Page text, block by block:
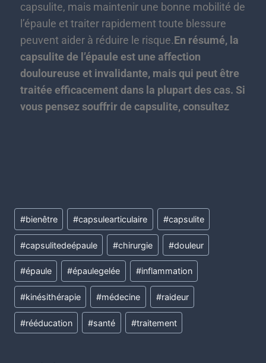
capsulite, mais maintenir une bonne mobilité de
l’épaule et traiter rapidement toute blessure
peuvent aider à réduire le risque.En résumé, la
capsulite de l’épaule est une affection
douloureuse et invalidante, mais qui peut être
traitée efficacement dans la plupart des cas. Si
vous pensez souffrir de capsulite, consultez
#bienêtre #capsulearticulaire #capsulite
#capsulitedeépaule #chirurgie #douleur
#épaule #épaulegelée #inflammation
#kinésithérapie #médecine #raideur
#rééducation #santé #traitement